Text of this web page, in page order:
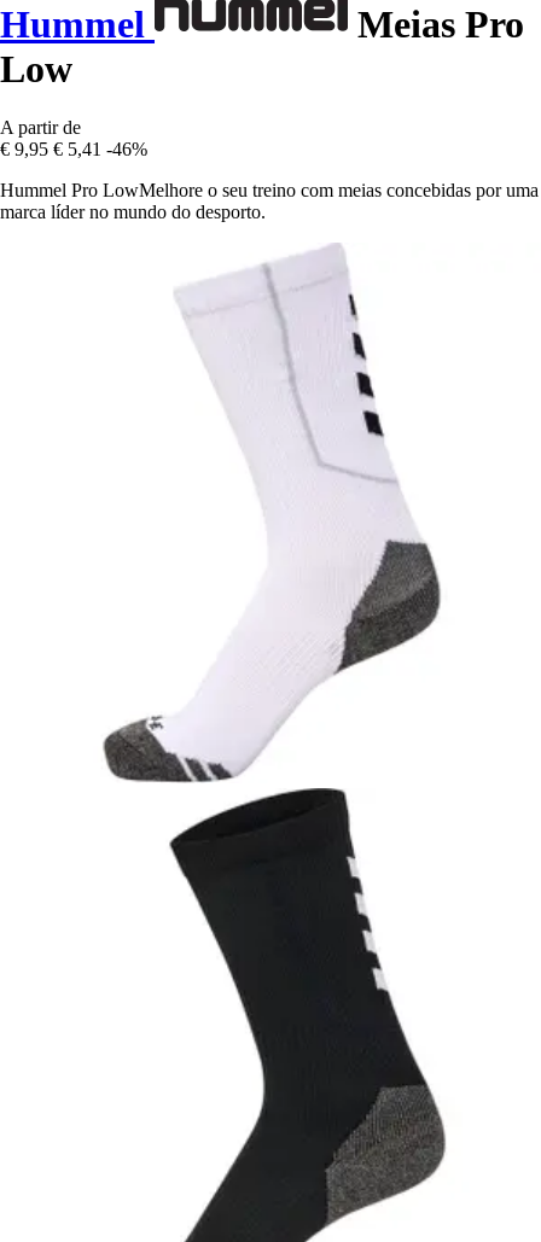
Hummel
Meias Pro
Low
A partir de
€ 9,95 € 5,41 -46%
Hummel Pro LowMelhore o seu treino com meias concebidas por uma
marca líder no mundo do desporto.